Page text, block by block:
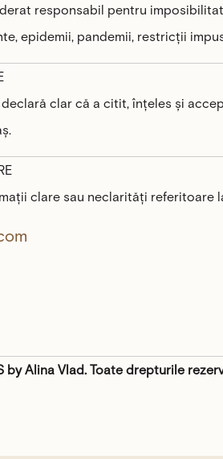
responsabil pentru
epidemii, pandemii, restricții
clar că a citit, înțeles și
clare sau neclarități
Alina Vlad. Toate drepturile